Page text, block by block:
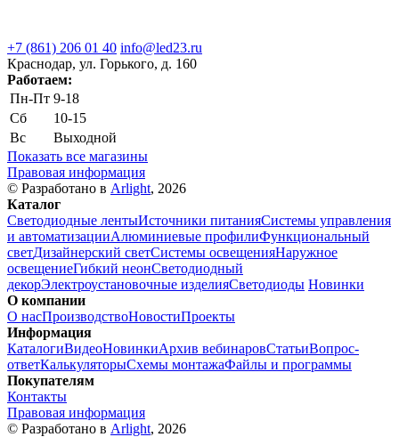
+7 (861) 206 01 40 info@led23.ru
Краснодар, ул. Горького, д. 160
Работаем:
Пн-Пт 9-18
Сб
10-15
Вс
Выходной
Показать все магазины
Правовая информация
© Разработано в Arlight, 2026
Каталог
Светодиодные лентыИсточники питанияСистемы управления
и автоматизацииАлюминиевые профилиФункциональный
светДизайнерский светСистемы освещенияНаружное
освещениеГибкий неонСветодиодный
декорЭлектроустановочные изделияСветодиоды Новинки
О компании
О насПроизводствоНовостиПроекты
Информация
КаталогиВидеоНовинкиАрхив вебинаровСтатьиВопрос-
ответКалькуляторыСхемы монтажаФайлы и программы
Покупателям
Контакты
Правовая информация
© Разработано в Arlight, 2026